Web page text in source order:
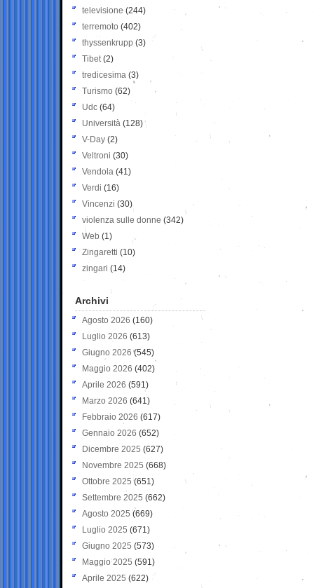
televisione(244)
terremoto (402)
thyssenkrupp (3)
Tibet(2)
tredicesima (3)
Turismo (62)
Udc (64)
Università (128)
V-Day (2)
Veltroni (30)
Vendola (41)
Verdi (16)
Vincenzi (30)
violenza sulle donne (342)
Web (1)
Zingaretti (10)
zingari (14)
Archivi
Agosto 2026 (160)
Luglio 2026 (613)
Giugno 2026 (545)
Maggio 2026 (402)
Aprile 2026 (591)
Marzo 2026 (641)
Febbraio 2026 (617)
Gennaio 2026 (652)
Dicembre 2025 (627)
Novembre 2025 (668)
Ottobre 2025 (651)
Settembre 2025 (662)
Agosto 2025 (669)
Luglio 2025 (671)
Giugno 2025 (573)
Maggio 2025 (591)
Aprile 2025 (622)